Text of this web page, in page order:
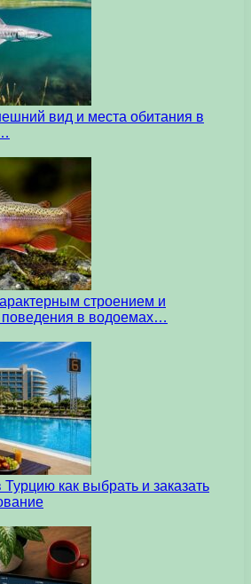
вид и места обитания в
строением и
поведения в водоемах…
как выбрать и заказать